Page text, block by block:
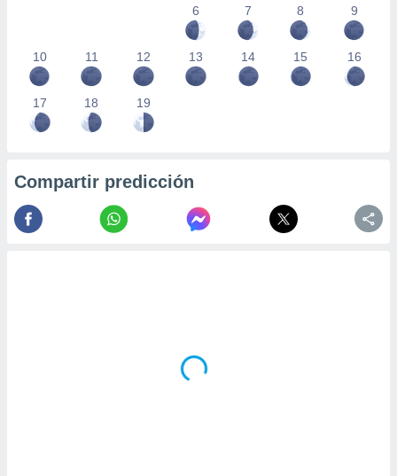
6
7 8 9
10 11 12 13 14 15 16
17 18 19
Compartir predicción